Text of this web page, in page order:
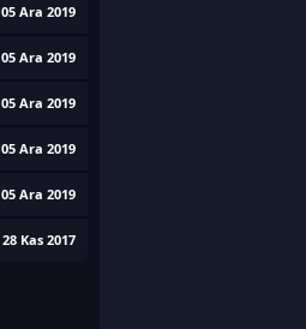
05 Ara 2019
05 Ara 2019
05 Ara 2019
05 Ara 2019
05 Ara 2019
28 Kas 2017